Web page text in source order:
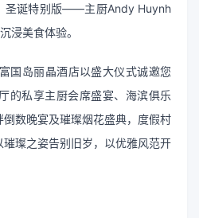
圣诞特别版——主厨Andy Huynh
浸美食体验。
国岛丽晶酒店以盛大仪式诚邀您
的私享主厨会席盛宴、海滨俱乐
数晚宴及璀璨烟花盛典，度假村
璨之姿告别旧岁，以优雅风范开